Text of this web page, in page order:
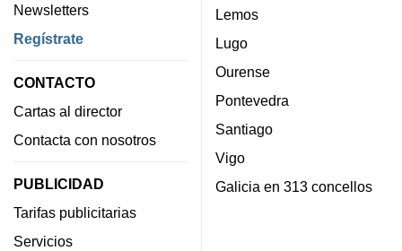
Newsletters
Regístrate
CONTACTO
Cartas al director
Contacta con nosotros
PUBLICIDAD
Tarifas publicitarias
Servicios
Lemos
Lugo
Ourense
Pontevedra
Santiago
Vigo
Galicia en 313 concellos